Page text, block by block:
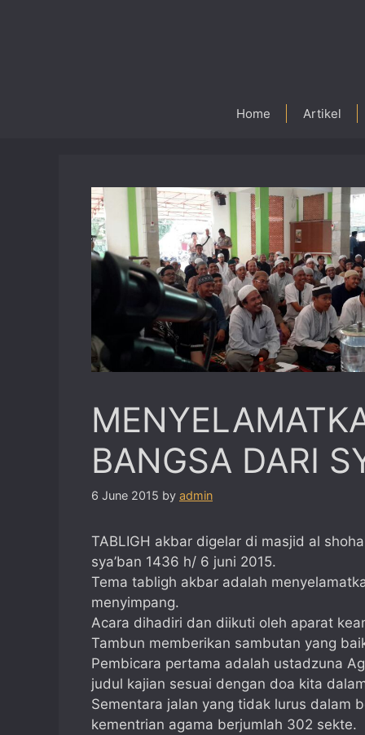
Home Artikel
BANGSA DARI
6 June 2015 by admin
TABLIGH akbar digelar di masjid al
sya’ban 1436 h/ 6 juni 2015.
Tema tabligh akbar adalah
menyimpang.
Acara dihadiri dan diikuti oleh aparat
Tambun memberikan sambutan yang
Pembicara pertama adalah ustadzuna
judul kajian sesuai dengan doa kita
Sementara jalan yang tidak lurus dalam
kementrian agama berjumlah 302 sekte.